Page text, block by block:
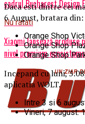
cadrul Bucharest Design
Nu ratati
Xiaomi lansează
nivel premium
Daca esti dintre cei
6 August, bratara din:
Orange Shop
Orange Shop
Orange Shop
Incepand cu luni,
aplicatia WOLT.
Intre 3 si 6
Vineri, 7 august: